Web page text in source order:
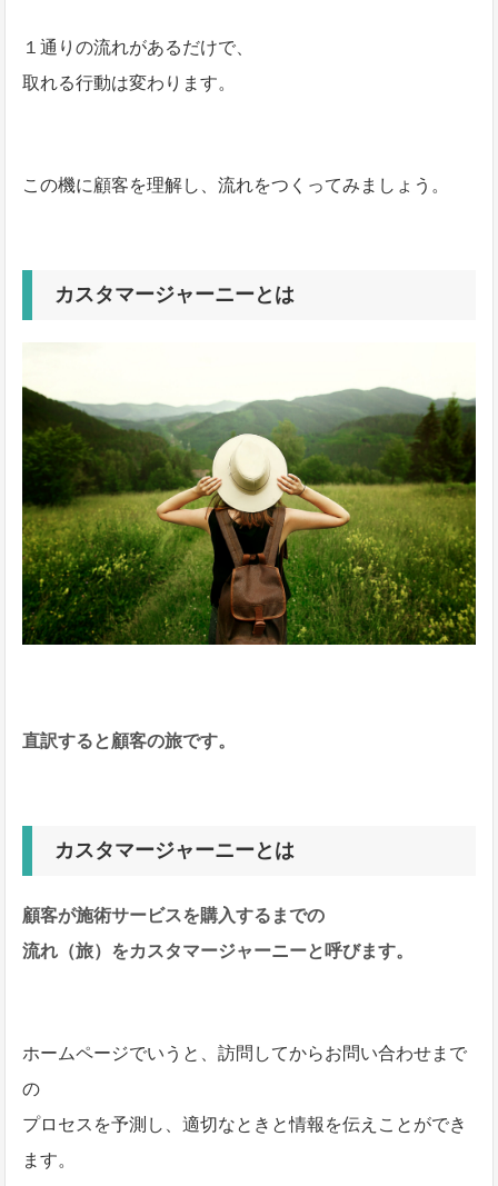
１通りの流れがあるだけで、
取れる行動は変わります。
この機に顧客を理解し、流れをつくってみましょう。
カスタマージャーニーとは
直訳すると顧客の旅です。
カスタマージャーニーとは
顧客が施術サービスを購入するまでの
流れ（旅）をカスタマージャーニーと呼びます。
ホームページでいうと、訪問してからお問い合わせまで
の
プロセスを予測し、適切なときと情報を伝えことができ
ます。